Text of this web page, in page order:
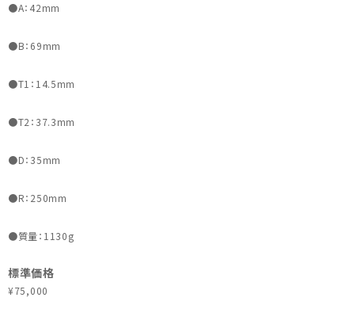
●A：42mm
●B：69mm
●T1：14.5mm
●T2：37.3mm
●D：35mm
●R：250mm
●質量：1130g
標準価格
¥75,000